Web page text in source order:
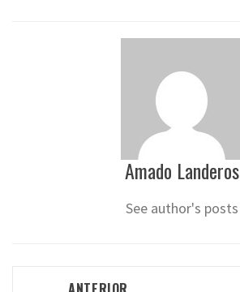
Amado Landeros
See author's posts